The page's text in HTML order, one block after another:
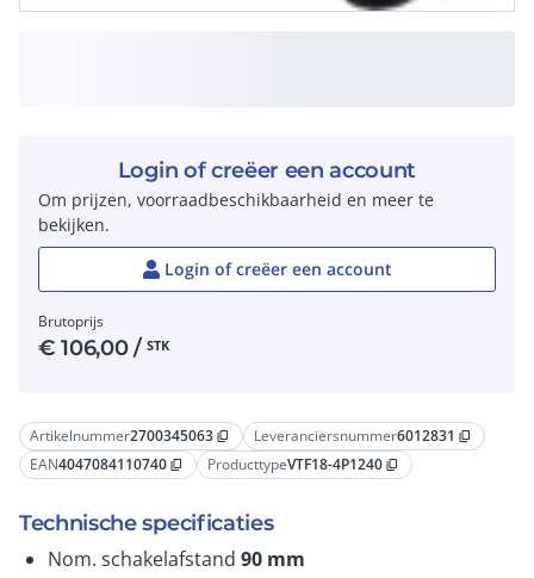
Artikelnummer2700345063 content_copy Leveranciersnummer6012831 content_copy
EAN4047084110740 content_copy ProducttypeVTF18-4P1240 content_copy
Technische specificaties
Nom. schakelafstand 90 mm
Login of creëer een account
Om prijzen, voorraadbeschikbaarheid en meer te
bekijken.
Login of creëer een account
Brutoprijs
€106,00/ STK